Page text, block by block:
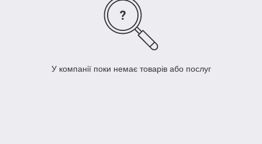
У компанії поки немає товарів або послуг